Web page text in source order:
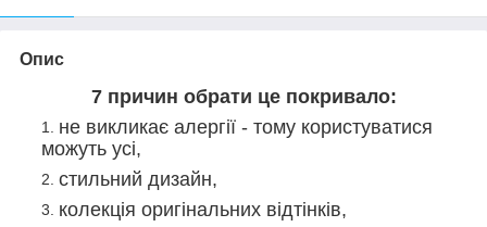
Опис
7 причин обрати це покривало:
не викликає алергії - тому користуватися
можуть усі,
стильний дизайн,
колекція оригінальних відтінків,